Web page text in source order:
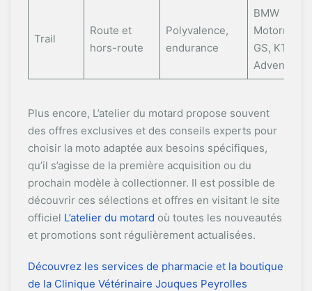
Trail
Route et
hors-route
Polyvalence,
endurance
BMW
Motorrad
GS, KTM
Adventure
Plus encore, L’atelier du motard propose souvent
des offres exclusives et des conseils experts pour
choisir la moto adaptée aux besoins spécifiques,
qu’il s’agisse de la première acquisition ou du
prochain modèle à collectionner. Il est possible de
découvrir ces sélections et offres en visitant le site
officiel L’atelier du motard où toutes les nouveautés
et promotions sont régulièrement actualisées.
Découvrez les services de pharmacie et la boutique
de la Clinique Vétérinaire Jouques Peyrolles